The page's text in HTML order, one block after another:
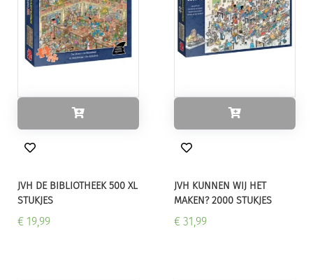
JVH DE BIBLIOTHEEK 500 XL
STUKJES
€ 19,99
JVH KUNNEN WIJ HET
MAKEN? 2000 STUKJES
€ 31,99